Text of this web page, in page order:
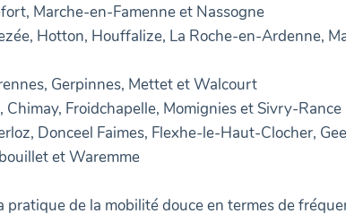
Marche-en-Famenne et Nassogne
Hotton, Houffalize, La Roche-en-Ardenne,
Gerpinnes, Mettet et Walcourt
Froidchapelle, Momignies et Sivry-Rance
Donceel Faimes, Flexhe-le-Haut-Clocher,
et Waremme
pratique de la mobilité douce en termes de